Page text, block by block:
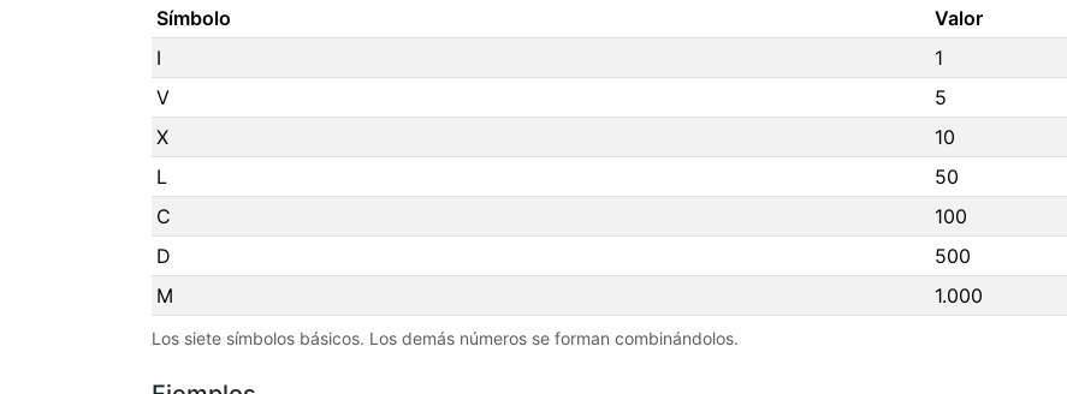
Símbolo
Valor
I
1
V
5
X
10
L
50
C
100
D
500
M
1.000
Los siete símbolos básicos. Los demás números se forman combinándolos.